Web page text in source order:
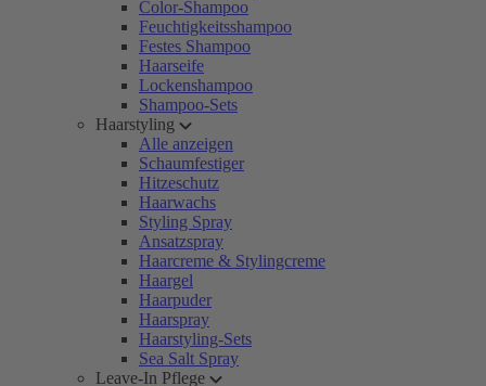
Color-Shampoo
Feuchtigkeitsshampoo
Festes Shampoo
Haarseife
Lockenshampoo
Shampoo-Sets
Haarstyling
Alle anzeigen
Schaumfestiger
Hitzeschutz
Haarwachs
Styling Spray
Ansatzspray
Haarcreme & Stylingcreme
Haargel
Haarpuder
Haarspray
Haarstyling-Sets
Sea Salt Spray
Leave-In Pflege